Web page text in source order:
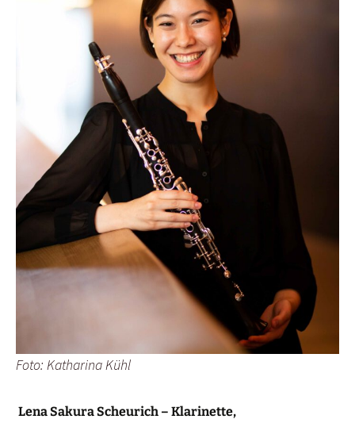
Foto: Katharina Kühl
Lena Sakura Scheurich – Klarinette,